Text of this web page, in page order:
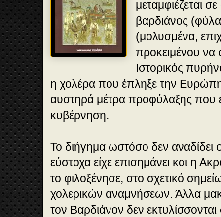
μεταμφιέζεται
βαρδιάνος
(μολυσμένα,
προκειμένου να
Ιστορικός
η χολέρα που έπληξε την
αυστηρά μέτρα προφύλαξης που
κυβέρνηση.
Το διήγημα ωστόσο δεν
εύστοχα είχε επισημάνει και η
το φιλοξένησε, στο σχετικό
χολερικών αναμνήσεων. Άλλα
τον Βαρδιάνον δεν εκτυλίσσονται